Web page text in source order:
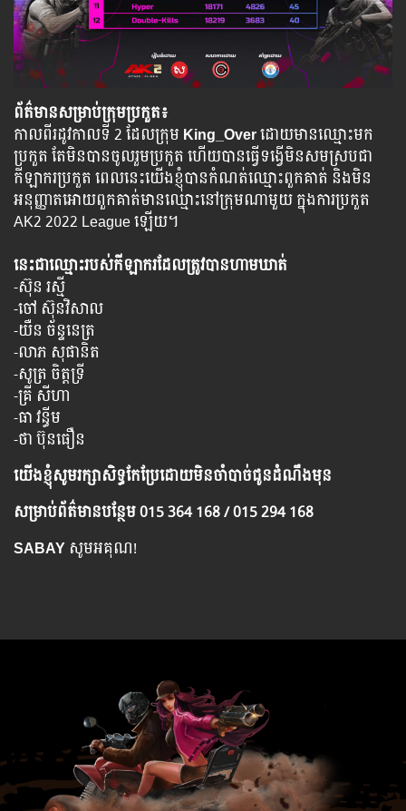
ព័ត៌មានសម្រាប់ក្រុមប្រកួត៖
កាលពីរដូវកាលទី 2 ដែលក្រុម King_Overដោយមានឈ្មោះមក
ប្រកួត តែមិនបានចូលរួមប្រកួត ហើយបានធ្វើទង្វើមិនសមស្របជា
កីឡាករប្រកួត ពេលនេះយើងខ្ញុំបានកំណត់ឈ្មោះពួកគាត់ និងមិន
អនុញ្ញាតអោយពួកគាត់មានឈ្មោះនៅក្រុមណាមួយ ក្នុងការប្រកួត
AK2 2022 League ឡើយ។
នេះជាឈ្មោះរបស់កីឡាករដែលត្រូវបានហាមឃាត់
-ស៊ុន រស្មី
-ចៅ ស៊ុនវិសាល
-យឺន ច័ន្ទនេត្រ
-លាភ សុផានិត
-សូត្រ ចិត្តទ្រី
-គ្រី សីហា
-ធា វន្ធីម
-ថា ប៊ុនធឿន
យើង​ខ្ញុំ​សូម​រក្សា​សិទ្ធ​កែ​ប្រែ​ដោយ​មិន​ចាំ​បាច់​ជូន​ដំណឹង​មុន
សម្រាប់​ព័ត៌មាន​បន្ថែម​ 015 364 168 / 015 294 168
SABAY សូមអគុណ!